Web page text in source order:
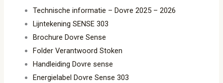
Technische informatie – Dovre 2025 – 2026
Lijntekening SENSE 303
Brochure Dovre Sense
Folder Verantwoord Stoken
Handleiding Dovre sense
Energielabel Dovre Sense 303